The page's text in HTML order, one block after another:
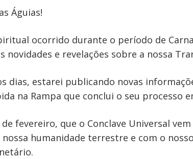
Águias!
ocorrido durante o período de
novidades e revelações sobre a nossa
dias, estarei publicando novas
na Rampa que conclui o seu processo
fevereiro, que o Conclave Universal
humanidade terrestre e com o